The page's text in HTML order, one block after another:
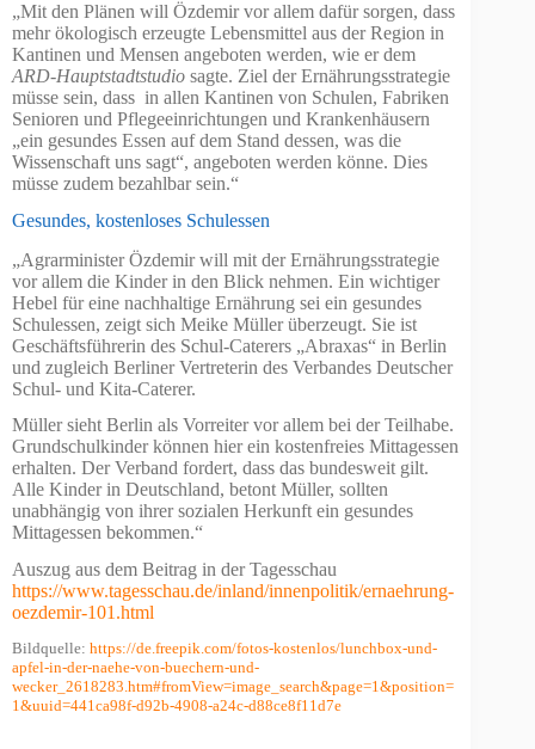
„Mit den Plänen will Özdemir vor allem dafür sorgen, dass
mehr ökologisch erzeugte Lebensmittel aus der Region in
Kantinen und Mensen angeboten werden, wie er dem
ARD-Hauptstadtstudio sagte. Ziel der Ernährungsstrategie
müsse sein, dass in allen Kantinen von Schulen, Fabriken
Senioren und Pflegeeinrichtungen und Krankenhäusern
„ein gesundes Essen auf dem Stand dessen, was die
Wissenschaft uns sagt“, angeboten werden könne. Dies
müsse zudem bezahlbar sein.“
Gesundes, kostenloses Schulessen
„Agrarminister Özdemir will mit der Ernährungsstrategie
vor allem die Kinder in den Blick nehmen. Ein wichtiger
Hebel für eine nachhaltige Ernährung sei ein gesundes
Schulessen, zeigt sich Meike Müller überzeugt. Sie ist
Geschäftsführerin des Schul-Caterers „Abraxas“ in Berlin
und zugleich Berliner Vertreterin des Verbandes Deutscher
Schul- und Kita-Caterer.
Müller sieht Berlin als Vorreiter vor allem bei der Teilhabe.
Grundschulkinder können hier ein kostenfreies Mittagessen
erhalten. Der Verband fordert, dass das bundesweit gilt.
Alle Kinder in Deutschland, betont Müller, sollten
unabhängig von ihrer sozialen Herkunft ein gesundes
Mittagessen bekommen.“
Auszug aus dem Beitrag in der Tagesschau
https://www.tagesschau.de/inland/innenpolitik/ernaehrung-
oezdemir-101.html
Bildquelle: https://de.freepik.com/fotos-kostenlos/lunchbox-und-
apfel-in-der-naehe-von-buechern-und-
wecker_2618283.htm#fromView=image_search&page=1&position=
1&uuid=441ca98f-d92b-4908-a24c-d88ce8f11d7e